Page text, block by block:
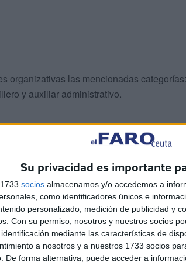
Su privacidad es importante
socios almacenamos y/o accedemos a
como identificadores únicos e
personalizado, medición de publicidad y
Con su permiso, nosotros y nuestros socios
mediante las características de
a nosotros y a nuestros 1733 socios
De forma alternativa, puede acceder a
organizativas las mencionadas categorías:
y auxiliar administrativo.
) dio a conocer a finales de julio una
final de la convocatoria para la oferta